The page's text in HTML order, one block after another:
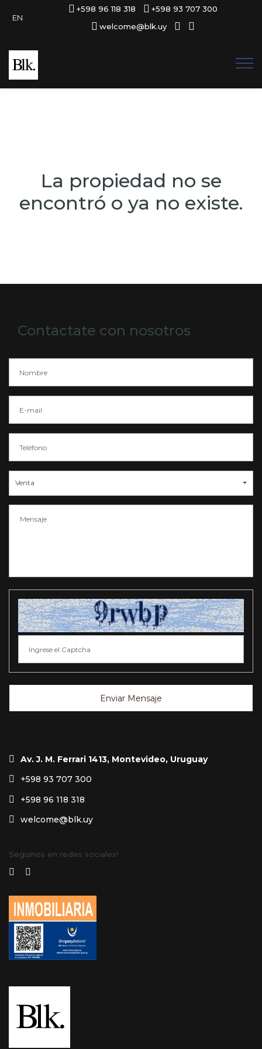
EN
+598 96 118 318
+598 93 707 300
welcome@blk.uy
La propiedad no se
encontró o ya no existe.
Contactate con nosotros
Venta
Enviar Mensaje
Av. J. M. Ferrari 1413, Montevideo, Uruguay
+598 93 707 300
+598 96 118 318
welcome@blk.uy
Seguinos en redes sociales!